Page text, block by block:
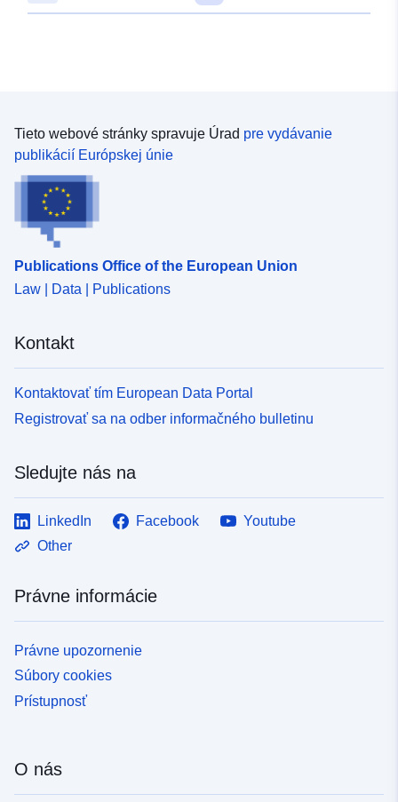
47.7113055 ], [ 10.0061957,
http://data.europa.eu/eli/reg/2009/
uriRef:
Tieto webové stránky spravuje Úrad pre vydávanie
publikácií Európskej únie
Publications Office of the European Union
Law | Data | Publications
Kontakt
Kontaktovať tím European Data Portal
Registrovať sa na odber informačného bulletinu
Sledujte nás na
LinkedIn Facebook
Youtube
Other
Právne informácie
Právne upozornenie
Súbory cookies
Prístupnosť
O nás